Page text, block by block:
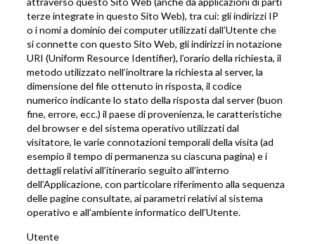
terze integrate in questo Sito Web), tra cui: gli indirizzi IP
o i nomi a dominio dei computer utilizzati dall’Utente che
si connette con questo Sito Web, gli indirizzi in notazione
URI (Uniform Resource Identifier), l’orario della richiesta, il
metodo utilizzato nell’inoltrare la richiesta al server, la
dimensione del file ottenuto in risposta, il codice
numerico indicante lo stato della risposta dal server (buon
fine, errore, ecc.) il paese di provenienza, le caratteristiche
del browser e del sistema operativo utilizzati dal
visitatore, le varie connotazioni temporali della visita (ad
esempio il tempo di permanenza su ciascuna pagina) e i
dettagli relativi all’itinerario seguito all’interno
dell’Applicazione, con particolare riferimento alla sequenza
delle pagine consultate, ai parametri relativi al sistema
operativo e all’ambiente informatico dell’Utente.
Utente